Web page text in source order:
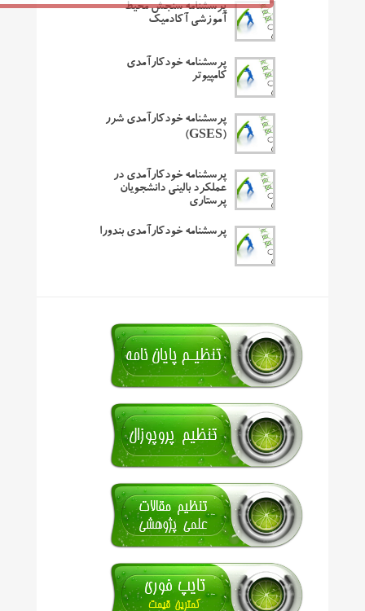
پرسشنامه سنجش محیط
آموزشی آکادمیک
پرسشنامه خودکارآمدی
کامپیوتر
پرسشنامه خودکارآمدی شرر
(GSES)
پرسشنامه خودکارآمدی در
عملکرد بالینی دانشجویان
پرستاری
پرسشنامه خودکارآمدی بندورا